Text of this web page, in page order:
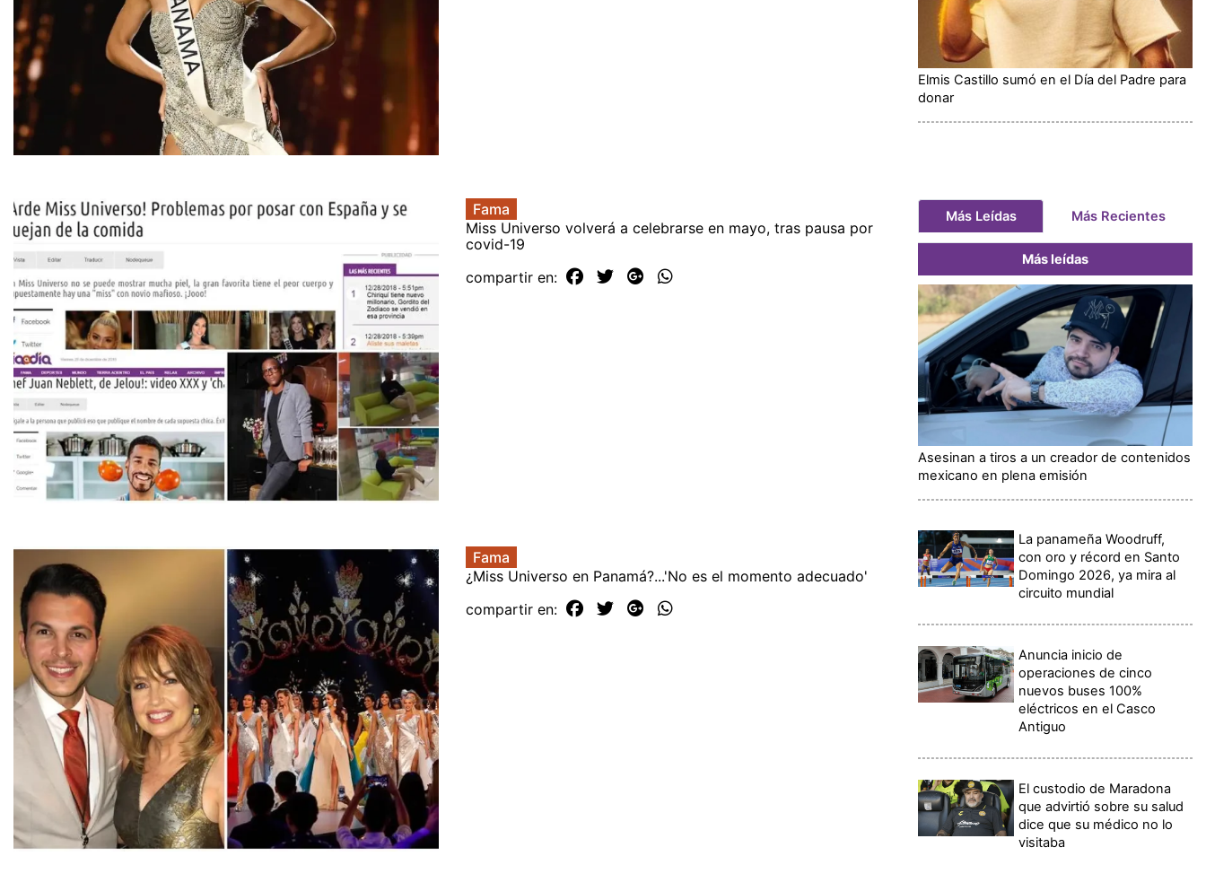
Fama
Miss Universo volverá a celebrarse en mayo, tras pausa por
covid-19
compartir en:
Fama
¿Miss Universo en Panamá?...'No es el momento adecuado'
compartir en:
Elmis Castillo sumó en el Día del Padre para
donar
Más Leídas Más Recientes
Más leídas
Asesinan a tiros a un creador de contenidos
mexicano en plena emisión
La panameña Woodruff,
con oro y récord en Santo
Domingo 2026, ya mira al
circuito mundial
Anuncia inicio de
operaciones de cinco
nuevos buses 100%
eléctricos en el Casco
Antiguo
El custodio de Maradona
que advirtió sobre su salud
dice que su médico no lo
visitaba